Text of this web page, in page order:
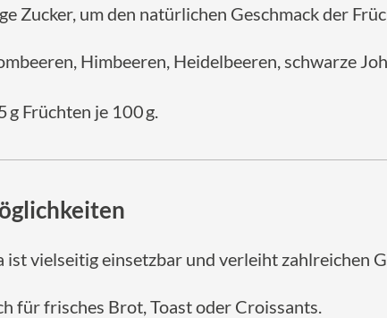
Zucker, um den natürlichen Geschmack der
Himbeeren, Heidelbeeren, schwarze
g Früchten je 100 g.
vielseitig einsetzbar und verleiht zahlreichen
für frisches Brot, Toast oder Croissants.